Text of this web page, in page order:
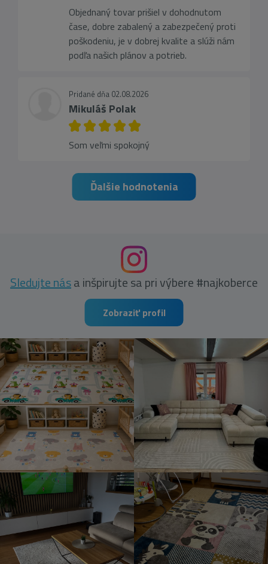
Objednaný tovar prišiel v dohodnutom
čase, dobre zabalený a zabezpečený proti
poškodeniu, je v dobrej kvalite a slúži nám
podľa našich plánov a potrieb.
Pridané dňa 02.08.2026
Mikuláš Polak
Som veľmi spokojný
Ďalšie hodnotenia
Sledujte nása inšpirujte sa pri výbere #najkoberce
Zobraziť profil